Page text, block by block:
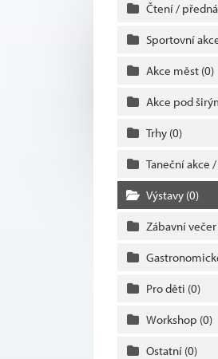
Čtení /
Sportovní
Akce měst (0)
Akce pod
Trhy (0)
Taneční akce
Výstavy (0)
Zábavní večer
Pro děti (0)
Workshop (0)
Ostatní (0)